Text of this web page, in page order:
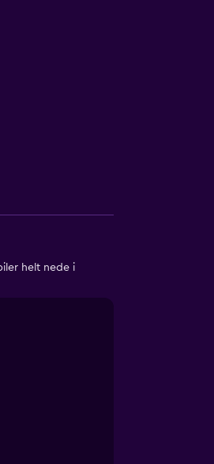
helt nede i